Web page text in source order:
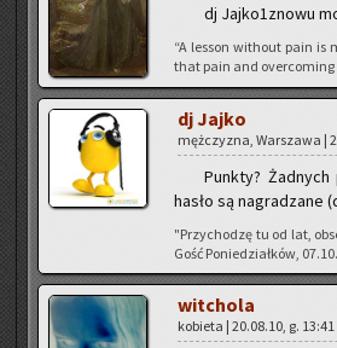
dj Jaj­ko­1zno­wu
“A les­son wi­tho­ut pain
that pain and
dj Jajko
męż­czy­zna, War­sza­wa |
Punk­ty?
hasło są na­gra­dza­ne
"Przy­cho­dzę tu od lat,
Gość Po­nie­dział­ków,
wit­cho­la
ko­bie­ta | 20.08.10, g. 13:41